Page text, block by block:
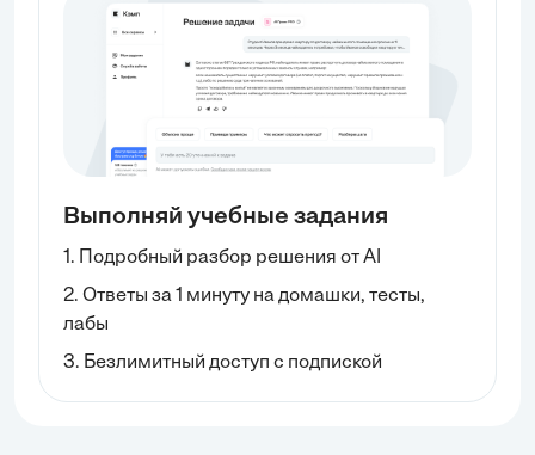
Выполняй учебные задания
1. Подробный разбор решения от AI
2. Ответы за 1 минуту на домашки, тесты,
лабы
3. Безлимитный доступ с подпиской